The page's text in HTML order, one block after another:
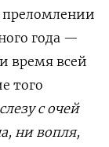
преломлении
года —
время всей
того
с очей
ни вопля,